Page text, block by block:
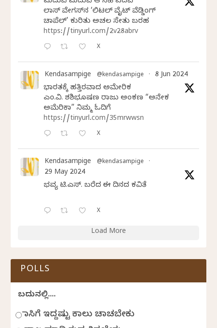
ಲಾಸ್‌ ವೇಗಸ್‌ನ ‘ಲಿಟಲ್ ವೈಟ್ ವೆಡ್ಡಿಂಗ್
ಚಾಪೆಲ್’ ಕುರಿತು ಅಚಲ ಸೇತು ಬರಹ
https://tinyurl.com/2v28abrv
X
Kendasampige @kendasampige · 8 Jun 2024
ಭಾರತಕ್ಕೆ ಹತ್ತಿರವಾದ ಅಮೇರಿಕ
ಎಂ.ವಿ. ಶಶಿಭೂಷಣ ರಾಜು ಅಂಕಣ “ಅನೇಕ
ಅಮೆರಿಕಾ” ನಿಮ್ಮ ಓದಿಗೆ
https://tinyurl.com/35mrwwsn
X
Kendasampige @kendasampige ·
29 May 2024
ಭವ್ಯ ಟಿ.ಎಸ್. ಬರೆದ ಈ ದಿನದ ಕವಿತೆ
X
Load More
POLLS
ಬದುಕಿನಲ್ಲಿ....
ಹಾಸಿಗೆ ಇದ್ದಷ್ಟು ಕಾಲು ಚಾಚಬೇಕು